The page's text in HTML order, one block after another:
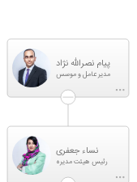
پیام نصرالله نژاد
مدیر عامل و موسس
نساء جعفری
رئیس هیئت مدیره